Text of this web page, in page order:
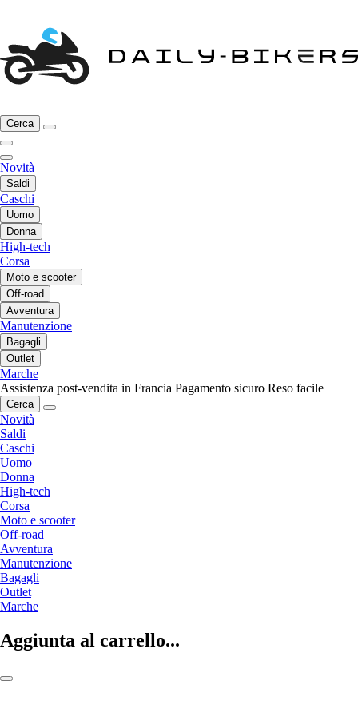
Cerca
Novità
Saldi
Caschi
Uomo
Donna
High-tech
Corsa
Moto e scooter
Off-road
Avventura
Manutenzione
Bagagli
Outlet
Marche
Assistenza post-vendita in Francia Pagamento sicuro Reso facile
Cerca
Novità
Saldi
Caschi
Uomo
Donna
High-tech
Corsa
Moto e scooter
Off-road
Avventura
Manutenzione
Bagagli
Outlet
Marche
Aggiunta al carrello...